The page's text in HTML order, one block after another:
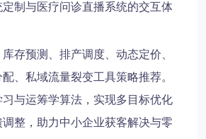
定制与医疗问诊直播系统的交互体
库存预测、排产调度、动态定价、
、私域流量裂变工具策略推荐。
与运筹学算法，实现多目标优化
整，助力中小企业获客解决与零